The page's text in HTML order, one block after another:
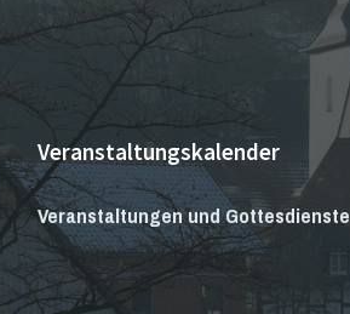
Veranstaltungskalender
Veranstaltungen und Gottesdienste